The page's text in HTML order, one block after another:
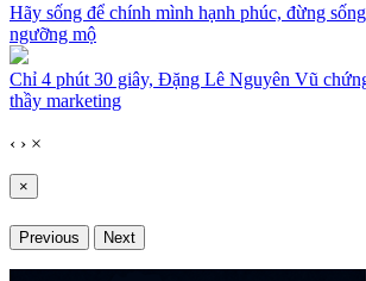
Hãy sống để chính mình hạnh phúc, đừng
ngưỡng mộ
Chỉ 4 phút 30 giây, Đặng Lê Nguyên Vũ
thầy marketing
‹ › ×
×
Previous Next